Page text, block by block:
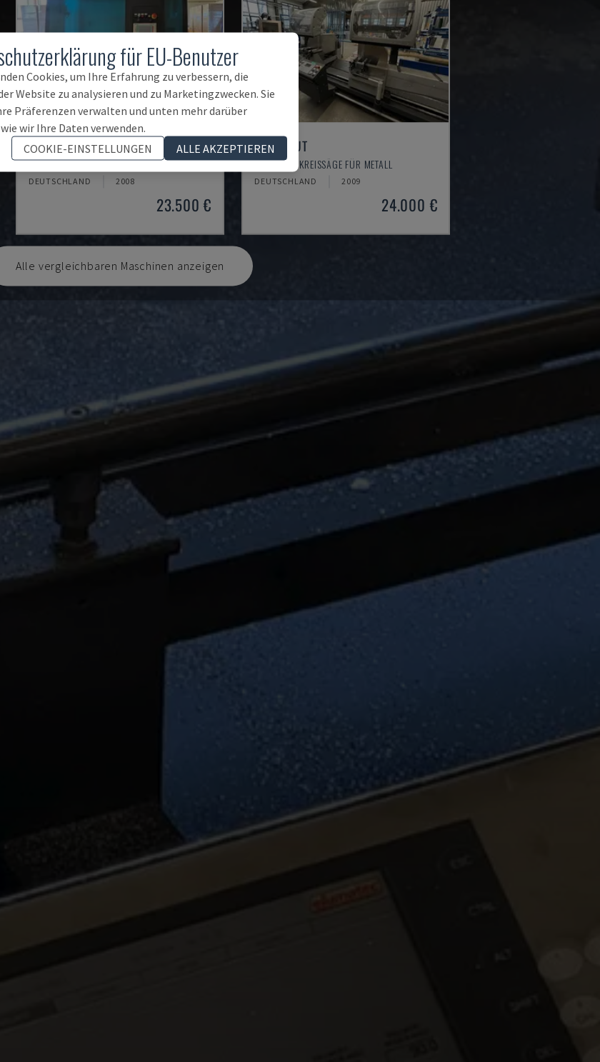
KASTOSPEED C 9
KASTO - KREISSÄGE FÜR METALL
DEUTSCHLAND 2008
23.500 €
PDG E CUT
SCHÜCO - KREISSÄGE FÜR METALL
DEUTSCHLAND 2009
24.000 €
Alle vergleichbaren Maschinen anzeigen
für EU-Benutzer
Cookies, um Ihre Erfahrung zu verbessern, die
Website zu analysieren und zu Marketingzwecken. Sie
Präferenzen verwalten und unten mehr darüber
wir Ihre Daten verwenden.
COOKIE-EINSTELLUNGEN
ALLE AKZEPTIEREN